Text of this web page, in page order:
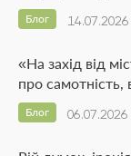
14.07.2026
Блог
«На захід від
про
06.07.2026
Блог